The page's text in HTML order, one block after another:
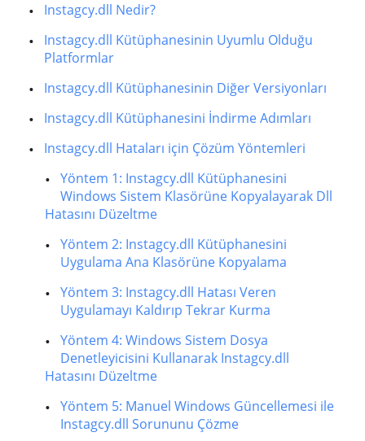
Instagcy.dll Nedir?
Instagcy.dll Kütüphanesinin Uyumlu Olduğu
Platformlar
Instagcy.dll Kütüphanesinin Diğer Versiyonları
Instagcy.dll Kütüphanesini İndirme Adımları
Instagcy.dll Hataları için Çözüm Yöntemleri
Yöntem 1: Instagcy.dll Kütüphanesini
Windows Sistem Klasörüne Kopyalayarak Dll
Hatasını Düzeltme
Yöntem 2: Instagcy.dll Kütüphanesini
Uygulama Ana Klasörüne Kopyalama
Yöntem 3: Instagcy.dll Hatası Veren
Uygulamayı Kaldırıp Tekrar Kurma
Yöntem 4: Windows Sistem Dosya
Denetleyicisini Kullanarak Instagcy.dll
Hatasını Düzeltme
Yöntem 5: Manuel Windows Güncellemesi ile
Instagcy.dll Sorununu Çözme